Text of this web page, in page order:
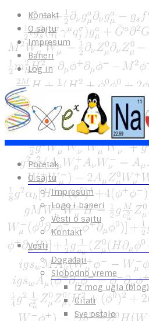
Kontakt
O sajtu
Impresum
Baneri
Log in
Početak
O sajtu
Impresum
Logo i baneri
Vesti o sajtu
Kontakt
Vesti
Događaji
Slobodno vreme
Iz mog ugla (blog)
Citati
Sve ostalo